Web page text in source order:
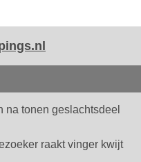
na tonen geslachtsdeel
raakt vinger kwijt